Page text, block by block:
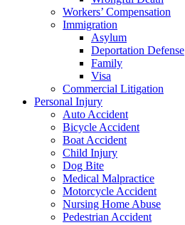
Workers’ Compensation
Immigration
Asylum
Deportation Defense
Family
Visa
Commercial Litigation
Personal Injury
Auto Accident
Bicycle Accident
Boat Accident
Child Injury
Dog Bite
Medical Malpractice
Motorcycle Accident
Nursing Home Abuse
Pedestrian Accident